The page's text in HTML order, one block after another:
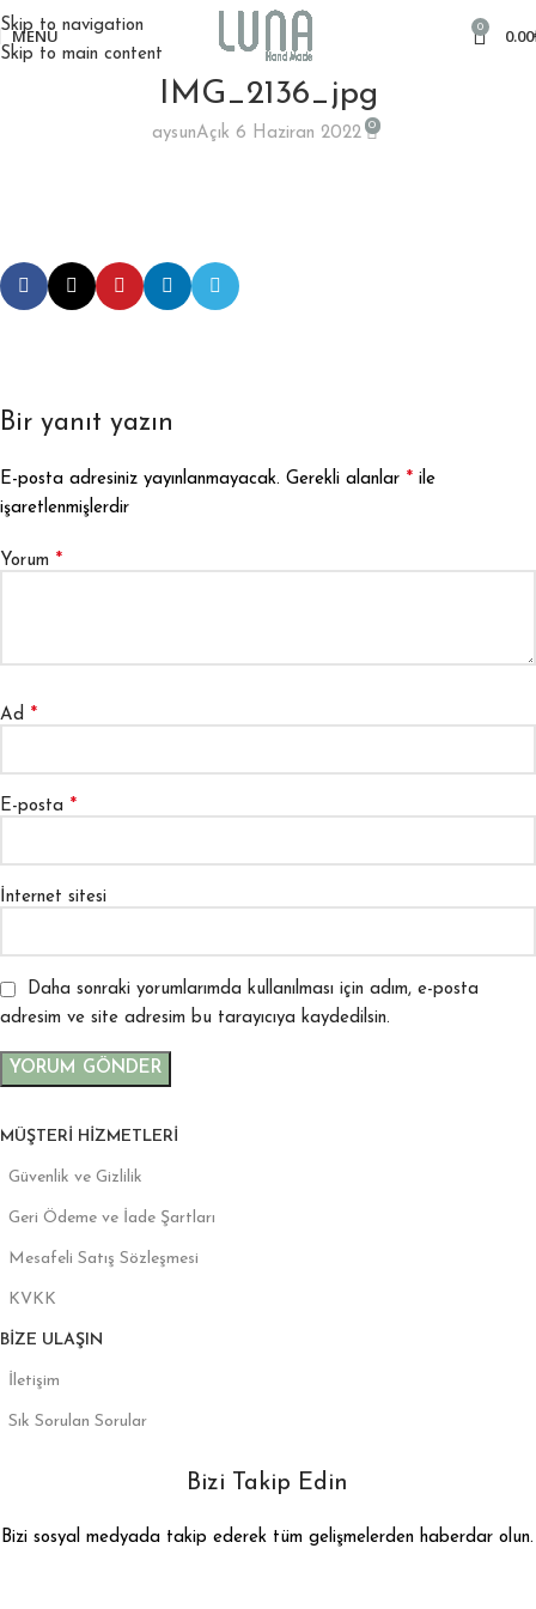
Skip to navigation
Skip to main content
MENÜ 0 0.00
IMG_2136_jpg
aysunAçık 6 Haziran 2022 0
Bir yanıt yazın
E-posta adresiniz yayınlanmayacak. Gerekli alanlar * ile
işaretlenmişlerdir
Yorum *
Ad *
E-posta *
İnternet sitesi
Daha sonraki yorumlarımda kullanılması için adım, e-posta
adresim ve site adresim bu tarayıcıya kaydedilsin.
MÜŞTERI HIZMETLERI
Güvenlik ve Gizlilik
Geri Ödeme ve İade Şartları
Mesafeli Satış Sözleşmesi
KVKK
BIZE ULAŞIN
İletişim
Sık Sorulan Sorular
Bizi Takip Edin
Bizi sosyal medyada takip ederek tüm gelişmelerden haberdar olun.